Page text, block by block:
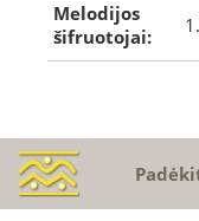
Melodijos
šifruotojai: